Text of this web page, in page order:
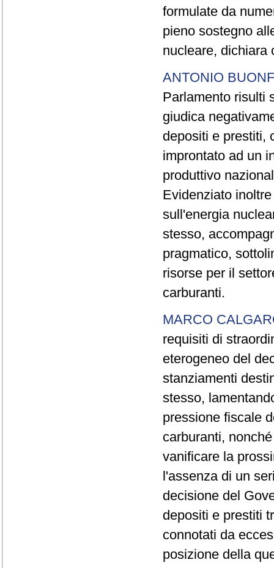
formulate da
pieno sostegno
nucleare, dichiara
ANTONIO
Parlamento risulti
giudica
depositi e prestiti,
improntato ad un
produttivo
Evidenziato
sull'energia
stesso,
pragmatico,
risorse per il
carburanti.
MARCO
requisiti di
eterogeneo del
stanziamenti
stesso,
pressione fiscale
carburanti,
vanificare la
l'assenza di un
decisione del
depositi e prestiti
connotati da
posizione della